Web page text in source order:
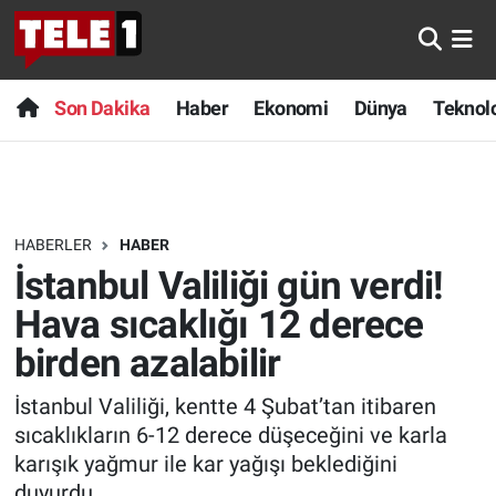
Son Dakika Haber Ekonomi Dünya
HABERLER HABER
İstanbul Valiliği gün verdi!
Hava sıcaklığı 12 derece
birden azalabilir
İstanbul Valiliği, kentte 4 Şubat’tan itibaren
sıcaklıkların 6-12 derece düşeceğini ve karla
karışık yağmur ile kar yağışı beklediğini
Anında Manşet
Başka Sohbetler
Bilim turu
Bilim ve Teknoloji Evreni
Doğa Konuşuyor
Dünya
Ege Saati
Son Dakika
Haber
Dünya
Sağlık
Spor
Yayın Akışı
Nöbetçi Eczaneler
Hava Durumu
Trafik Durumu
Süper Lig Puan Durumu ve Fikstür
Tüm Manşetler
Son Dakika Haberleri
Haber Arşivi